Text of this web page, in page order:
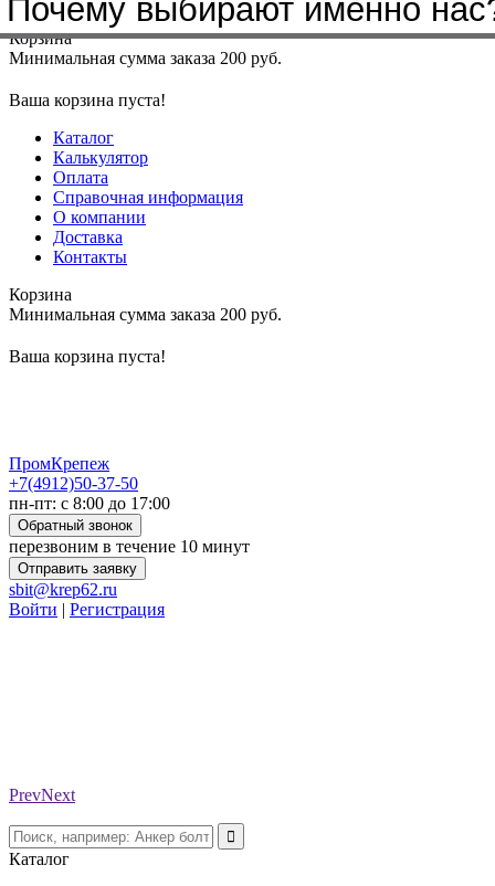
Меню+7(4912)50-37-50sbit@krep62.ru
Корзина
Минимальная сумма заказа 200 руб.
Ваша корзина пуста!
Каталог
Калькулятор
Оплата
Справочная информация
О компании
Доставка
Контакты
Корзина
Минимальная сумма заказа 200 руб.
Ваша корзина пуста!
ПромКрепеж
+7(4912)50-37-50
пн-пт: с 8:00 до 17:00
Обратный звонок
перезвоним в течение 10 минут
Отправить заявку
sbit@krep62.ru
Войти | Регистрация
PrevNext
Каталог
Почему выбирают именно